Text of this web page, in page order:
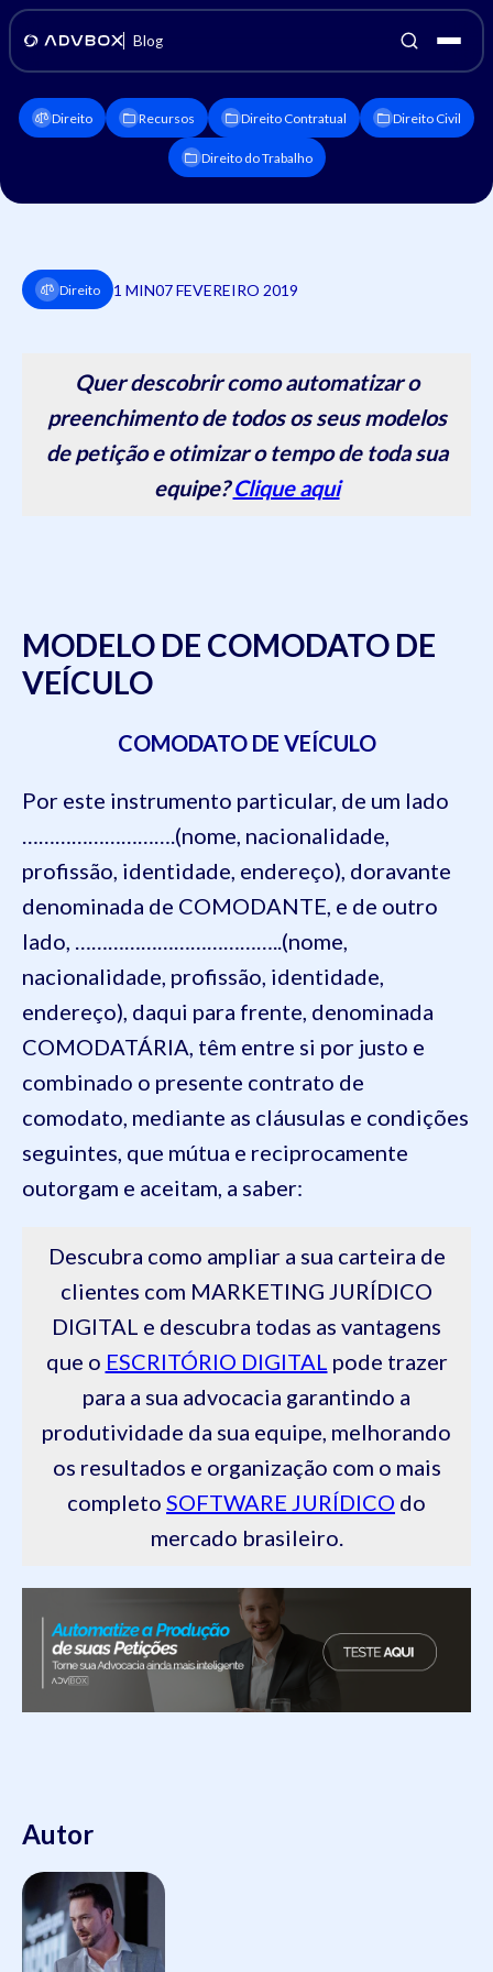
Blog
Direito Recursos Direito Contratual Direito Civil
Direito do Trabalho
Direito 1 MIN07 FEVEREIRO 2019
Quer descobrir como automatizar o
preenchimento de todos os seus modelos
de petição e otimizar o tempo de toda sua
equipe?Clique aqui
MODELO DE COMODATO DE
VEÍCULO
COMODATO DE VEÍCULO
Por este instrumento particular, de um lado
……………………….(nome, nacionalidade,
profissão, identidade, endereço), doravante
denominada de COMODANTE, e de outro
lado, ………………………………..(nome,
nacionalidade, profissão, identidade,
endereço), daqui para frente, denominada
COMODATÁRIA, têm entre si por justo e
combinado o presente contrato de
comodato, mediante as cláusulas e condições
seguintes, que mútua e reciprocamente
outorgam e aceitam, a saber:
Descubra como ampliar a sua carteira de
clientes com MARKETING JURÍDICO
DIGITAL e descubra todas as vantagens
que o ESCRITÓRIO DIGITAL pode trazer
para a sua advocacia garantindo a
produtividade da sua equipe, melhorando
os resultados e organização com o mais
completo SOFTWARE JURÍDICO do
mercado brasileiro.
Autor